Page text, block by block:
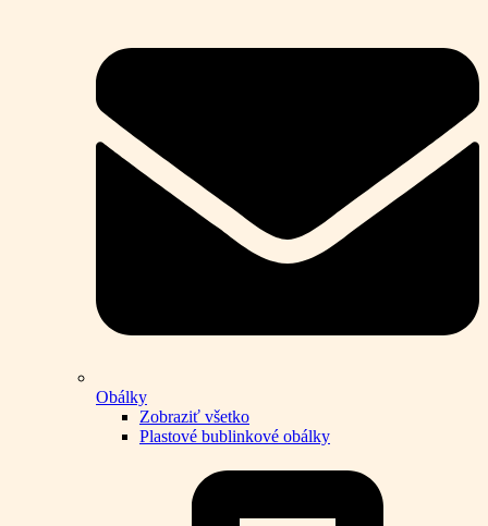
Obálky
Zobraziť všetko
Plastové bublinkové obálky